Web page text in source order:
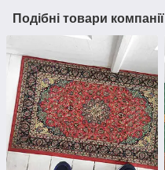
Подібні товари компанії